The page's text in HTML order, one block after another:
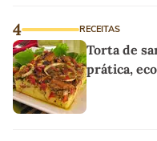
4 RECEITAS
Torta de
prática,